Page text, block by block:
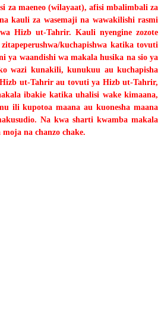
za maeneo (wilayaat), afisi mbalimbali za
kauli za wasemaji na wawakilishi rasmi
Hizb ut-Tahrir. Kauli nyengine zozote
kuchapishwa katika tovuti
ya waandishi wa makala husika na sio ya
wazi kunakili, kunukuu au kuchapisha
ut-Tahrir au tovuti ya Hizb ut-Tahrir,
ibakie katika uhalisi wake kimaana,
ili kupotoa maana au kuonesha maana
Na kwa sharti kwamba makala
na chanzo chake.